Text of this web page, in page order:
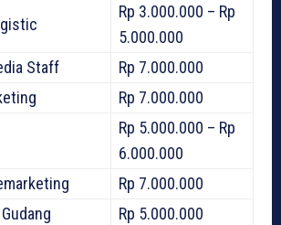
Rp 3.000.000 – Rp
5.000.000
Staff
Rp 7.000.000
Rp 7.000.000
Rp 5.000.000 – Rp
6.000.000
Rp 7.000.000
Rp 5.000.000